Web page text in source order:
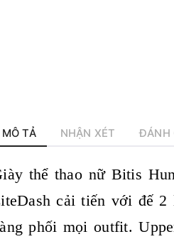
MÔ TẢ NHẬN XÉT ĐÁNH
thể thao nữBitis
cải tiến với đế 2
phối mọi outfit.